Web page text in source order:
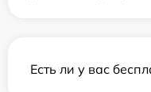
Есть ли у вас